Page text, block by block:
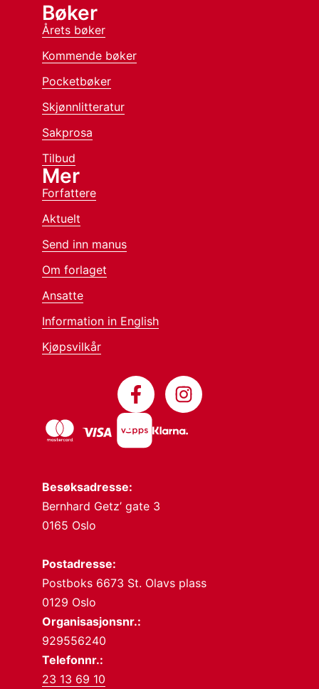
Besøksadresse:
Bernhard Getz’ gate 3
0165 Oslo
Postadresse:
Postboks 6673 St. Olavs plass
0129 Oslo
Organisasjonsnr.:
929556240
Telefonnr.:
23 13 69 10
Bøker
Årets bøker
Kommende bøker
Pocketbøker
Skjønnlitteratur
Sakprosa
Tilbud
Mer
Forfattere
Aktuelt
Send inn manus
Om forlaget
Ansatte
Information in English
Kjøpsvilkår